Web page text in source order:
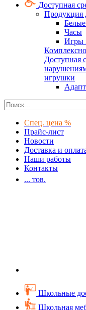
Доступная
Продукция
Белые
Часы
Игры
Доступная
игрушки
Спец. цена %
Прайс-лист
Новости
Доставка и
Наши работы
Контакты
... тов.
Школьные
Школьная